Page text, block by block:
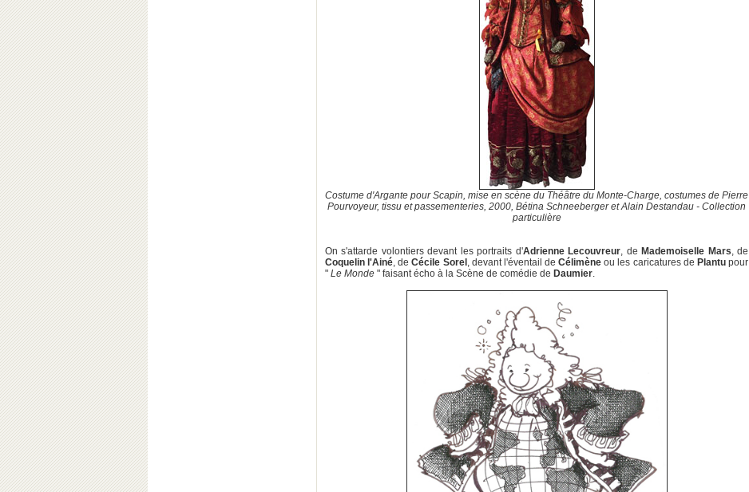
Costume d'Argante pour Scapin, mise en scène du Théâtre du Monte-Charge, costumes de Pierre
Pourvoyeur, tissu et passementeries, 2000, Bétina Schneeberger et Alain Destandau - Collection
particulière
On s'attarde volontiers devant les portraits d'Adrienne Lecouvreur, de Mademoiselle Mars, de
Coquelin l'Ainé, deCécile Sorel , devant l'éventail deCélimène ou les caricatures de Plantupour
" Le Monde " faisant écho à la Scène de comédie de Daumier.